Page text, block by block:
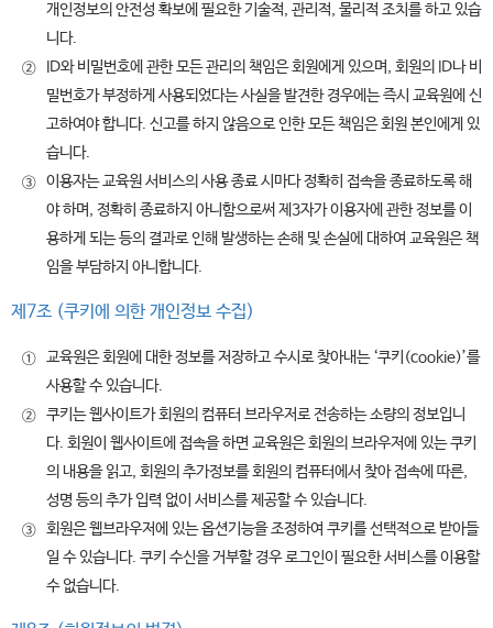
개인정보의 안전성 확보에 필요한 기술적, 관리적, 물리적 조치를 하고 있습
니다.
②
ID와 비밀번호에 관한 모든 관리의 책임은 회원에게 있으며, 회원의 ID나 비
밀번호가 부정하게 사용되었다는 사실을 발견한 경우에는 즉시 교육원에 신
고하여야 합니다. 신고를 하지 않음으로 인한 모든 책임은 회원 본인에게 있
습니다.
③
이용자는 교육원 서비스의 사용 종료 시마다 정확히 접속을 종료하도록 해
야 하며, 정확히 종료하지 아니함으로써 제3자가 이용자에 관한 정보를 이
용하게 되는 등의 결과로 인해 발생하는 손해 및 손실에 대하여 교육원은 책
임을 부담하지 아니합니다.
제7조 (쿠키에 의한 개인정보 수집)
①
교육원은 회원에 대한 정보를 저장하고 수시로 찾아내는 ‘쿠키(cookie)’를
사용할 수 있습니다.
②
쿠키는 웹사이트가 회원의 컴퓨터 브라우저로 전송하는 소량의 정보입니
다. 회원이 웹사이트에 접속을 하면 교육원은 회원의 브라우저에 있는 쿠키
의 내용을 읽고, 회원의 추가정보를 회원의 컴퓨터에서 찾아 접속에 따른,
성명 등의 추가 입력 없이 서비스를 제공할 수 있습니다.
③
회원은 웹브라우저에 있는 옵션기능을 조정하여 쿠키를 선택적으로 받아들
일 수 있습니다. 쿠키 수신을 거부할 경우 로그인이 필요한 서비스를 이용할
수 없습니다.